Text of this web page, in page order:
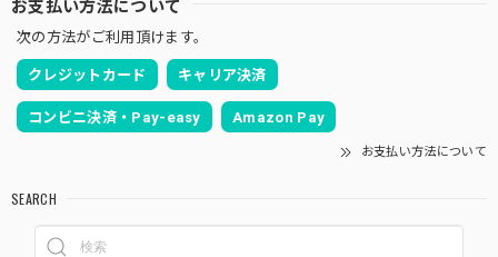
次の方法がご利用頂けます。
クレジットカード キャリア決済
コンビニ決済・Pay-easy Amazon Pay
お支払い方法について
SEARCH